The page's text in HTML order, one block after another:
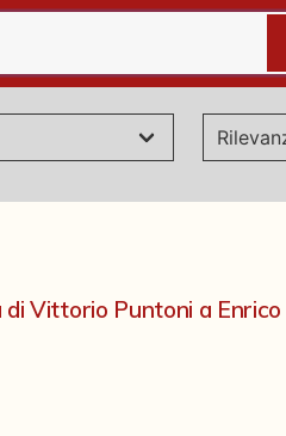
Vittorio Puntoni a Enrico